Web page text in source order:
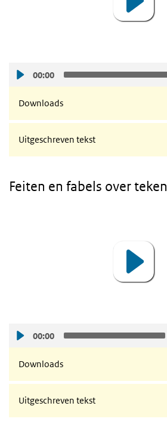
00:00
Downloads
Uitgeschreven tekst
Feiten en fabels over teken
00:00
Downloads
Uitgeschreven tekst